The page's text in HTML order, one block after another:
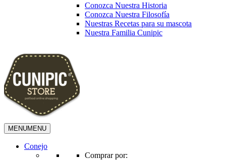
Conozca Nuestra Historia
Conozca Nuestra Filosofía
Nuestras Recetas para su mascota
Nuestra Familia Cunipic
MENUMENU
Conejo
Comprar por: